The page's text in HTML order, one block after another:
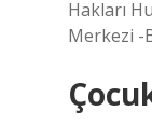
Hakları
Merkezi -